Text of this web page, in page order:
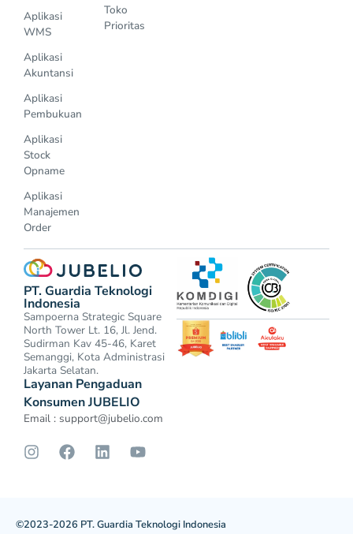
Aplikasi
WMS
Aplikasi
Akuntansi
Aplikasi
Pembukuan
Aplikasi
Stock
Opname
Aplikasi
Manajemen
Order
Toko
Prioritas
PT. Guardia Teknologi
Indonesia
Sampoerna Strategic Square
North Tower Lt. 16, Jl. Jend.
Sudirman Kav 45-46, Karet
Semanggi, Kota Administrasi
Jakarta Selatan.
Layanan Pengaduan
Konsumen JUBELIO
Email : support@jubelio.com
©2023-2026 PT. Guardia Teknologi Indonesia